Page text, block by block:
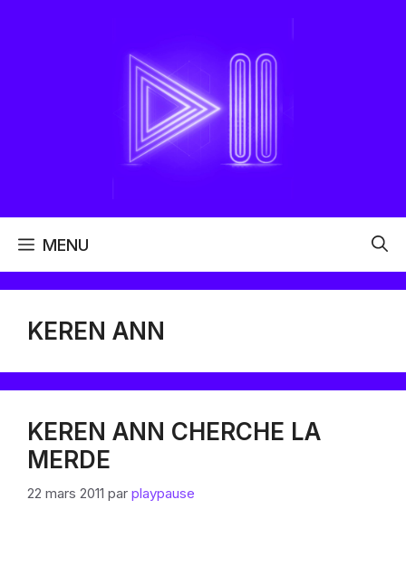
MENU
KEREN ANN
KEREN ANN CHERCHE LA
MERDE
22 mars 2011 par playpause